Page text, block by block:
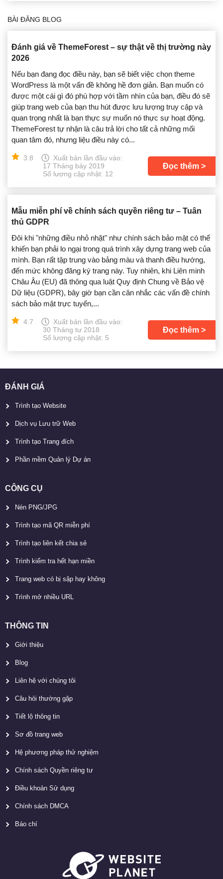
BÀI ĐĂNG BLOG
Đánh giá về ThemeForest – sự thật về thị trường này
2026
Nếu bạn đang đọc điều này, bạn sẽ biết việc chọn theme
WordPress là một vấn đề không hề đơn giản. Bạn muốn có
được một cái gì đó phù hợp với tầm nhìn của bạn, điều đó sẽ
giúp trang web của bạn thu hút được lưu lượng truy cập và
quan trọng nhất là bạn thực sự muốn nó thực sự hoạt động.
ThemeForest tự nhận là câu trả lời cho tất cả những mối
quan tâm đó, nhưng liệu điều này có...
3.8
Xuất bản lần đầu vào:
17 Tháng bảy 2019
Số lượng cập nhật: 12
Đọc thêm
Mẫu miễn phí về chính sách quyền riêng tư – Tuân
thủ GDPR
Đôi khi "những điều nhỏ nhặt" như chính sách bảo mật có thể
khiến bạn phải lo ngại trong quá trình xây dựng trang web của
mình. Bạn rất tập trung vào bảng màu và thanh điều hướng,
đến mức không đăng ký trang này. Tuy nhiên, khi Liên minh
Châu Âu (EU) đã thông qua luật Quy định Chung về Bảo vệ
Dữ liệu (GDPR), bây giờ bạn cần cân nhắc các vấn đề chính
sách bảo mật trực tuyến,...
4.7
Xuất bản lần đầu vào:
30 Tháng tư 2018
Số lượng cập nhật: 5
Đọc thêm
ĐÁNH GIÁ
Trình tạo Website
Dịch vụ Lưu trữ Web
Trình tạo Trang đích
Phần mềm Quản lý Dự án
CÔNG CỤ
Nén PNG/JPG
Trình tạo mã QR miễn phí
Trình tạo liên kết chia sẻ
Trình kiểm tra hết hạn miền
Trang web có bị sập hay không
Trình mở nhiều URL
THÔNG TIN
Giới thiệu
Blog
Liên hệ với chúng tôi
Câu hỏi thường gặp
Tiết lộ thông tin
Sơ đồ trang web
Hệ phương pháp thử nghiệm
Chính sách Quyền riêng tư
Điều khoản Sử dụng
Chính sách DMCA
Báo chí